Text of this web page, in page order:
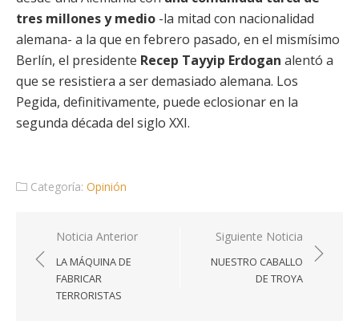
tres millones y medio -la mitad con nacionalidad
alemana- a la que en febrero pasado, en el mismísimo
Berlín, el presidente Recep Tayyip Erdogan alentó a
que se resistiera a ser demasiado alemana. Los
Pegida, definitivamente, puede eclosionar en la
segunda década del siglo XXI.
Categoría: Opinión
Navegación
de
entradas
Noticia Anterior
LA MÁQUINA DE
FABRICAR
TERRORISTAS
Siguiente Noticia
NUESTRO CABALLO
DE TROYA